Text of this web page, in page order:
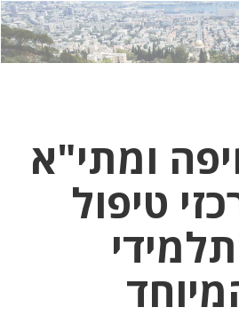
לחץ
כאן
לחץ
כדי
ומתי"א
טיפול